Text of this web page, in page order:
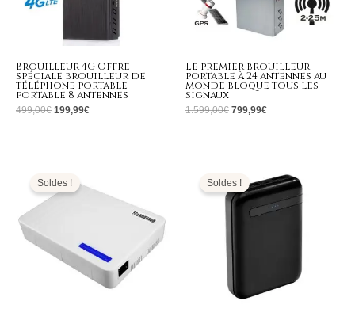
Brouilleur 4G Offre
spéciale brouilleur de
téléphone portable
portable 8 antennes
499,00€ 199,99€
Le premier brouilleur
portable à 24 antennes au
monde bloque tous les
signaux
1.599,00€ 799,99€
Soldes !
à
399,99€
Soldes !
initial
était :
269,00€.
actuel
est :
129,99€.